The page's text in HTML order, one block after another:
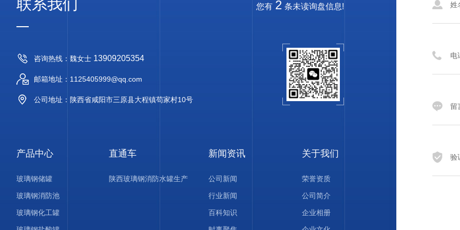
您有 2 条未读询盘信息!
联系我们
咨询热线：魏女士 13909205354
邮箱地址：1125405999@qq.com
公司地址：陕西省咸阳市三原县大程镇苟家村10号
产品中心
玻璃钢储罐
玻璃钢消防池
玻璃钢化工罐
直通车
陕西玻璃钢消防水罐生产
新闻资讯
公司新闻
行业新闻
百科知识
关于我们
荣誉资质
公司简介
企业相册